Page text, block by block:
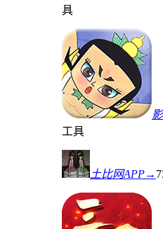
具
工具
土比网APP→